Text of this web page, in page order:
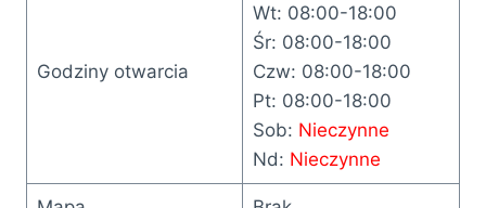
Godziny otwarcia
Wt: 08:00-18:00
Śr: 08:00-18:00
Czw: 08:00-18:00
Pt: 08:00-18:00
Sob: Nieczynne
Nd: Nieczynne